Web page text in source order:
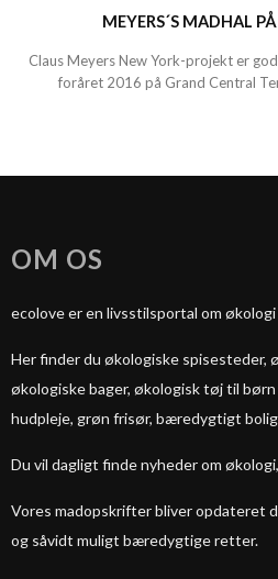
MEYERS´S MADHAL
Claus Meyers New York-projekt er
foråret 2016 på Grand Central
OM OS
ecolove er en livsstilsportal om
Her finder du økologiske spisesteder,
økologiske bager, økologisk tøj til
hudpleje, grøn frisør, bæredygtigt
Du vil dagligt finde nyheder om
Vores madopskrifter bliver opdateret
og såvidt muligt bæredygtige retter.